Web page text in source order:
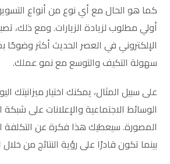
كما هو الحال مع أي نوع من أنواع
أولي مطلوب لزيادة الزيارات. ومع ذلك،
الإلكتروني في العصر الحديث أكثر
سهولة التكيف والتوسع مع نمو عملك.
على سبيل المثال، يمكنك اختيار ميزانيتك
الوسائط الاجتماعية والإعلانات على شبكة
المصورة. سيعطيك هذا فكرة عن التكلفة
بينما تكون قادرًا على رؤية النتائج من خلال